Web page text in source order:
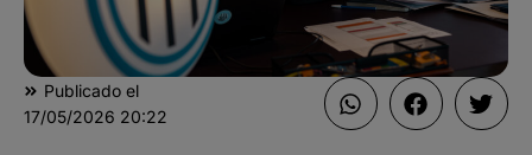
Publicado el
17/05/2026 20:22